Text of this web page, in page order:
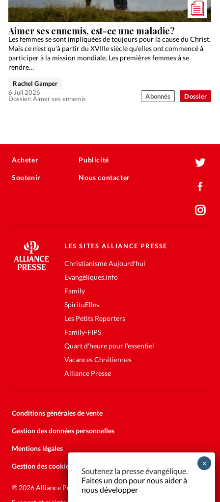
Dossier
Aimer ses ennemis, est-ce une maladie?
Les femmes se sont impliquées de toujours pour la cause du Christ.
Mais ce n’est qu’à partir du XVIIIe siècle qu’elles ont commencé à
participer à la mission mondiale. Les premières femmes à se
rendre…
Dossier: Aimer ses ennemis
Rachel Gamper
6 Juil 2026
Abonnés
Acheter
Soutenir
Publicité
Nous contacter
LES SITES ALLIANCE PRESSE
Christianisme Aujourd'hui
Evangéliques.info
Family
SpirituElles
Les Petits Reporters
Family-FIPS
Quart d'heure pour l'essentiel
Vacances Chrétiennes
Alliance Presse
Conditions générales de vente
Gestion des données personnelles
Mentions légales
Gestion des cookies
® 2026 Alliance Presse
Soutenez la presse évangélique.
Faites un don pour nous aider à
nous développer